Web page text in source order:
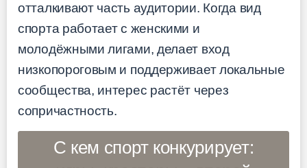
отталкивают часть аудитории. Когда вид
спорта работает с женскими и
молодёжными лигами, делает вход
низкопороговым и поддерживает локальные
сообщества, интерес растёт через
сопричастность.
С кем спорт конкурирует: